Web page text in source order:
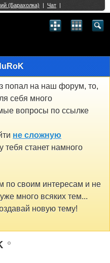
попал на наш форум, то,
себя много
вопросы по ссылке
не сложную
тебя станет намного
по своим интересам и не
много всяких тем...
новую тему!
byvBSSO
21 22 23 24 25 26
40 41 42 43